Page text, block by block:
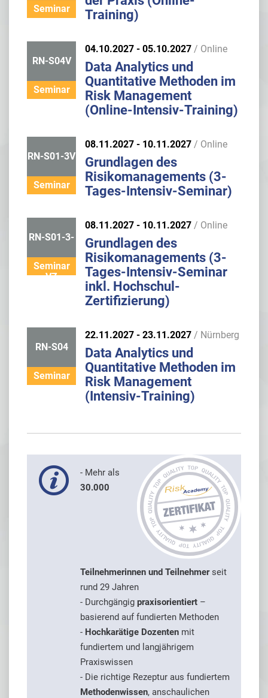
Seminar
Training)
RN-S04V
Seminar
04.10.2027 - 05.10.2027 / Online
Data Analytics und
Quantitative Methoden im
Risk Management
(Online-Intensiv-Training)
RN-S01-3V
Seminar
08.11.2027 - 10.11.2027 / Online
Grundlagen des
Risikomanagements (3-
Tages-Intensiv-Seminar)
RN-S01-3-
VZ
Seminar
08.11.2027 - 10.11.2027 / Online
Grundlagen des
Risikomanagements (3-
Tages-Intensiv-Seminar
inkl. Hochschul-
Zertifizierung)
RN-S04
Seminar
22.11.2027 - 23.11.2027 / Nürnberg
Data Analytics und
Quantitative Methoden im
Risk Management
(Intensiv-Training)
- Mehr als
30.000
Teilnehmerinnen und Teilnehmerseit
rund 29 Jahren
- Durchgängig praxisorientiert –
basierend auf fundierten Methoden
- Hochkarätige Dozenten mit
fundiertem und langjährigem
Praxiswissen
- Die richtige Rezeptur aus fundiertem
Methodenwissen, anschaulichen